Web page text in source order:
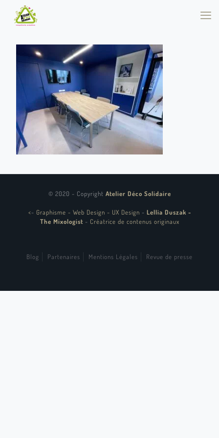
© 2020 - Copyright Atelier Déco Solidaire
<- Graphisme - Web Design - UX Design - Lellia Duszak -
The Mixologist - Créatrice de contenus originaux
Blog Partenaires Mentions Légales Revue de presse